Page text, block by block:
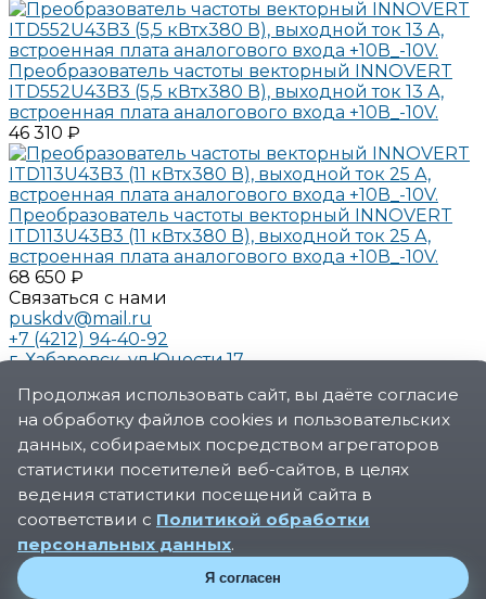
Преобразователь частоты векторный INNOVERT
ITD552U43B3 (5,5 кВтx380 В), выходной ток 13 А,
встроенная плата аналогового входа +10В_-10V.
46 310 ₽
Преобразователь частоты векторный INNOVERT
ITD113U43B3 (11 кВтx380 В), выходной ток 25 А,
встроенная плата аналогового входа +10В_-10V.
68 650 ₽
Связаться с нами
puskdv@mail.ru
+7 (4212) 94-40-92
г. Хабаровск, ул.Юности.17
О компании
Новости
Реквизиты
Сертификаты
Политика конфиденциальности
Услуги
Производство шкафов управления для
автоматизации
Проектирование систем автоматизации
Модернизация промышленного оборудования
Продолжая использовать сайт, вы даёте согласие
на обработку файлов cookies и пользовательских
данных, собираемых посредством агрегаторов
статистики посетителей веб-сайтов, в целях
ведения статистики посещений сайта в
соответствии с Политикой обработки
персональных данных.
Я согласен